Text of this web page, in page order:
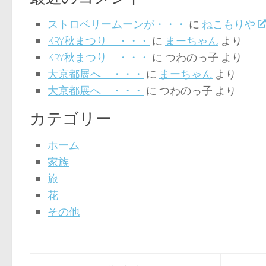
ストロベリームーンが・・・ に ねこもりや
KRY秋まつり ・・・ に まーちゃん より
KRY秋まつり ・・・ に つわのっ子 より
大京都展へ ・・・ に まーちゃん より
大京都展へ ・・・ に つわのっ子 より
カテゴリー
ホーム
家族
旅
花
その他